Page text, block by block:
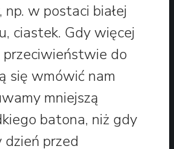
w postaci białej
ciastek. Gdy więcej
przeciwieństwie do
się wmówić nam
mniejszą
batona, niż gdy
dzień przed